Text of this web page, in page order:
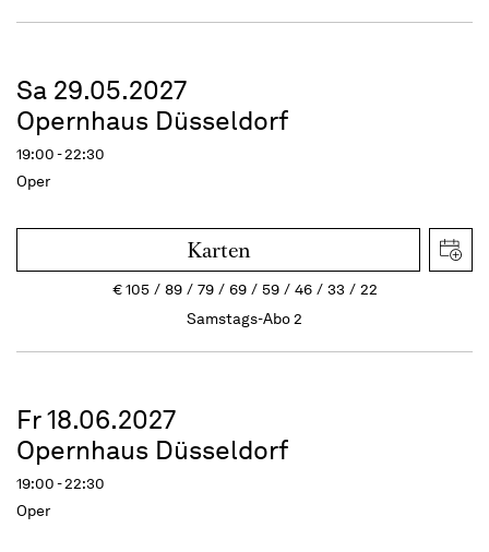
Sa 29.05.2027
Opernhaus Düsseldorf
19:00 - 22:30
Oper
Karten
€105 89 79 69 59 46 33
22
Samstags-Abo 2
Fr 18.06.2027
Opernhaus Düsseldorf
19:00 - 22:30
Oper